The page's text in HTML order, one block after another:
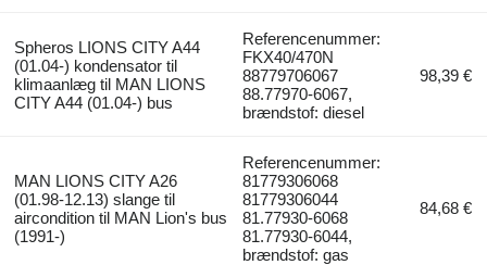
Spheros LIONS CITY A44
(01.04-) kondensator til
klimaanlæg til MAN LIONS
CITY A44 (01.04-) bus
Referencenummer:
FKX40/470N
88779706067
88.77970-6067,
brændstof: diesel
98,39 €
MAN LIONS CITY A26
(01.98-12.13) slange til
aircondition til MAN Lion's bus
(1991-)
Referencenummer:
81779306068
81779306044
81.77930-6068
81.77930-6044,
brændstof: gas
84,68 €